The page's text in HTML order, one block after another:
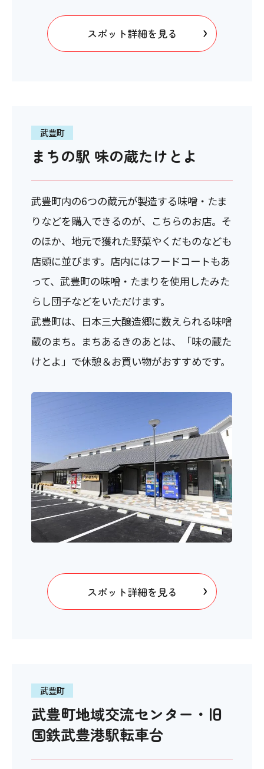
スポット詳細を見る
武豊町
まちの駅 味の蔵たけとよ
武豊町内の6つの蔵元が製造する味噌・たま
りなどを購入できるのが、こちらのお店。そ
のほか、地元で獲れた野菜やくだものなども
店頭に並びます。店内にはフードコートもあ
って、武豊町の味噌・たまりを使用したみた
らし団子などをいただけます。
武豊町は、日本三大醸造郷に数えられる味噌
蔵のまち。まちあるきのあとは、「味の蔵た
けとよ」で休憩＆お買い物がおすすめです。
スポット詳細を見る
武豊町
武豊町地域交流センター・旧
国鉄武豊港駅転車台